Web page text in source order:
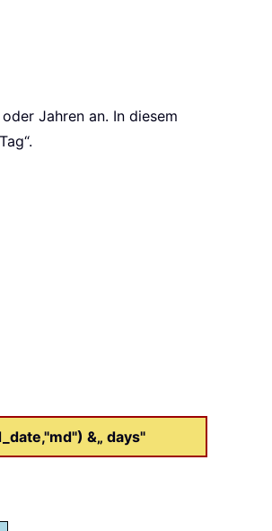
Jahren an. In diesem
&„ days"